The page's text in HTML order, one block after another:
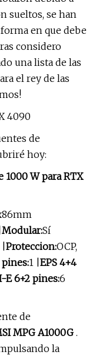
sueltos, se han
en que debe
considero
una lista de las
el rey de las
4090
de
hoy:
W para RTX
Modular:Sí
Proteccion:OCP,
pines:1 | EPS 4+4
E 6+2 pines:6
de
MPG A1000G.
la